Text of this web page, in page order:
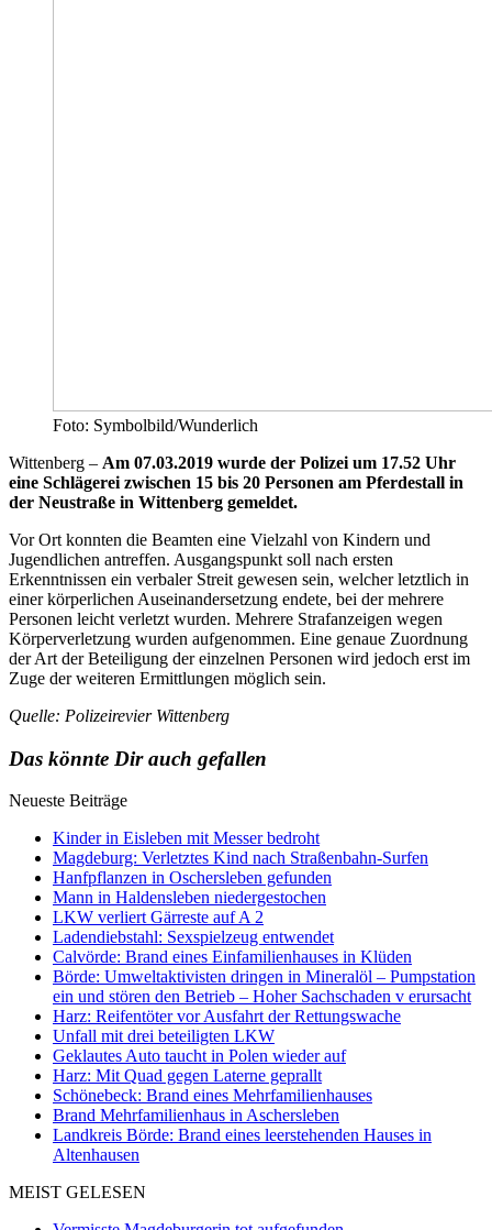
Foto: Symbolbild/Wunderlich
Wittenberg – Am 07.03.2019 wurde der Polizei um 17.52 Uhr
eine Schlägerei zwischen 15 bis 20 Personen am Pferdestall in
der Neustraße in Wittenberg gemeldet.
Vor Ort konnten die Beamten eine Vielzahl von Kindern und
Jugendlichen antreffen. Ausgangspunkt soll nach ersten
Erkenntnissen ein verbaler Streit gewesen sein, welcher letztlich in
einer körperlichen Auseinandersetzung endete, bei der mehrere
Personen leicht verletzt wurden. Mehrere Strafanzeigen wegen
Körperverletzung wurden aufgenommen. Eine genaue Zuordnung
der Art der Beteiligung der einzelnen Personen wird jedoch erst im
Zuge der weiteren Ermittlungen möglich sein.
Quelle: Polizeirevier Wittenberg
Das könnte Dir auch gefallen
Neueste Beiträge
Kinder in Eisleben mit Messer bedroht
Magdeburg: Verletztes Kind nach Straßenbahn-Surfen
Hanfpflanzen in Oschersleben gefunden
Mann in Haldensleben niedergestochen
LKW verliert Gärreste auf A 2
Ladendiebstahl: Sexspielzeug entwendet
Calvörde: Brand eines Einfamilienhauses in Klüden
Börde: Umweltaktivisten dringen in Mineralöl – Pumpstation
ein und stören den Betrieb – Hoher Sachschaden v erursacht
Harz: Reifentöter vor Ausfahrt der Rettungswache
Unfall mit drei beteiligten LKW
Geklautes Auto taucht in Polen wieder auf
Harz: Mit Quad gegen Laterne geprallt
Schönebeck: Brand eines Mehrfamilienhauses
Brand Mehrfamilienhaus in Aschersleben
Landkreis Börde: Brand eines leerstehenden Hauses in
Altenhausen
MEIST GELESEN